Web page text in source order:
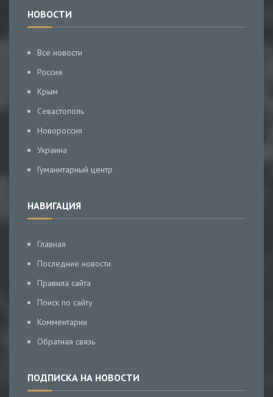
НОВОСТИ
Все новости
Россия
Крым
Севастополь
Новороссия
Украина
Гуманитарный центр
НАВИГАЦИЯ
Главная
Последние новости
Правила сайта
Поиск по сайту
Комментарии
Обратная связь
ПОДПИСКА НА НОВОСТИ